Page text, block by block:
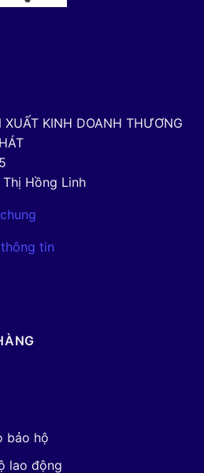
KINH DOANH THƯƠNG
Hồng Linh
tin
bảo hộ
lao động